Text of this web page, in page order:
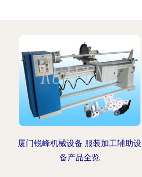
厦门锐峰机械设备 服装加工辅助设
备产品全览